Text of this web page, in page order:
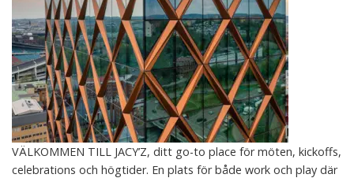
VÄLKOMMEN TILL JACY’Z, ditt go-to place för möten, kickoffs,
celebrations och högtider. En plats för både work och play där